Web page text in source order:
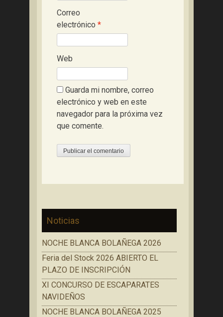
Correo
electrónico *
Web
Guarda mi nombre, correo
electrónico y web en este
navegador para la próxima vez
que comente.
Noticias
NOCHE BLANCA BOLAÑEGA 2026
Feria del Stock 2026 ABIERTO EL
PLAZO DE INSCRIPCIÓN
XI CONCURSO DE ESCAPARATES
NAVIDEÑOS
NOCHE BLANCA BOLAÑEGA 2025